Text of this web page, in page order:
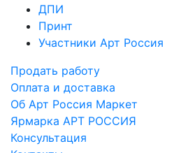
ДПИ
Принт
Участники Арт Россия
Продать работу
Оплата и доставка
Об Арт Россия Маркет
Ярмарка АРТ РОССИЯ
Консультация